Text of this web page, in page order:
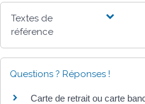
Textes de
référence
Questions ? Réponses !
Carte de retrait ou carte